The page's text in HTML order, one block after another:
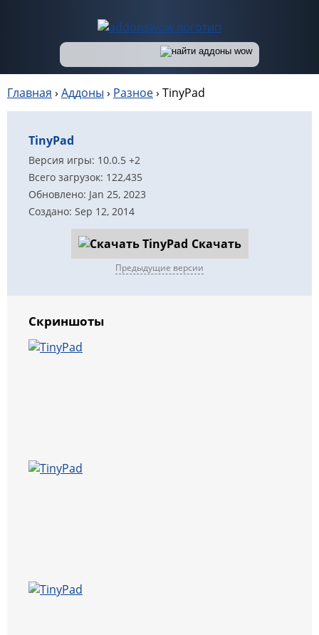
Главная › Аддоны › Разное› TinyPad
TinyPad
Версия игры: 10.0.5 +2
Всего загрузок: 122,435
Обновлено: Jan 25, 2023
Создано: Sep 12, 2014
Скачать
Предыдущие версии
Скриншоты